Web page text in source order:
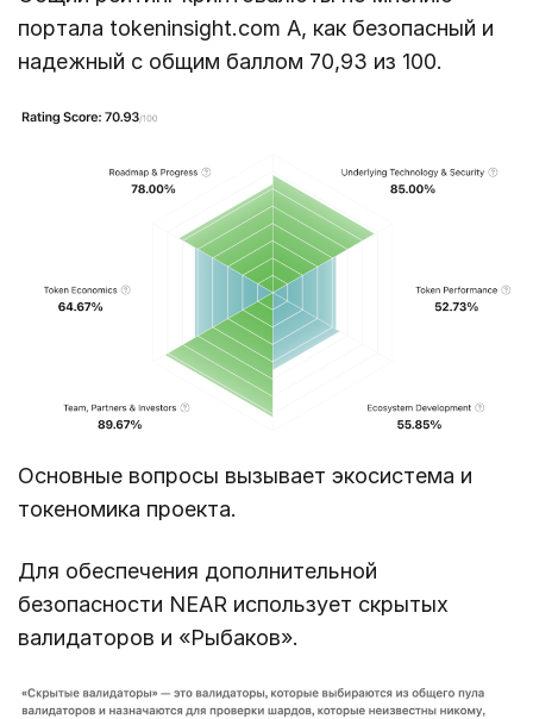
портала tokeninsight.com A, как безопасный и
надежный c общим баллом 70,93 из 100.
Основные вопросы вызывает экосистема и
токеномика проекта.
Для обеспечения дополнительной
безопасности NEAR использует скрытых
валидаторов и «Рыбаков».